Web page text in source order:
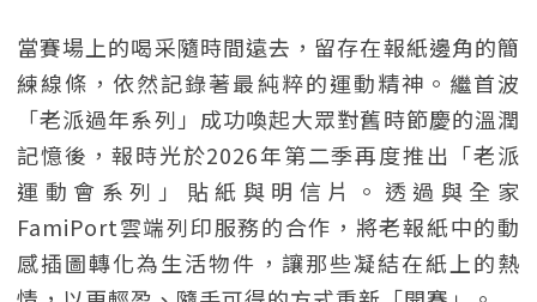
當賽場上的喝采隨時間遠去，留存在報紙邊角的簡
練線條，依然記錄著最純粹的運動精神。繼首波
「老派過年系列」成功喚起大眾對舊時節慶的溫潤
記憶後，報時光於2026年第二季再度推出「老派
運動會系列」貼紙與明信片。透過與全家
FamiPort雲端列印服務的合作，將老報紙中的動
感插圖轉化為生活物件，讓那些凝結在紙上的熱